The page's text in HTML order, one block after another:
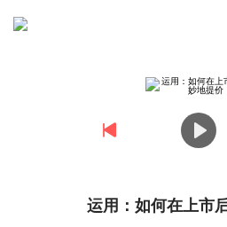
运用：如何在上市